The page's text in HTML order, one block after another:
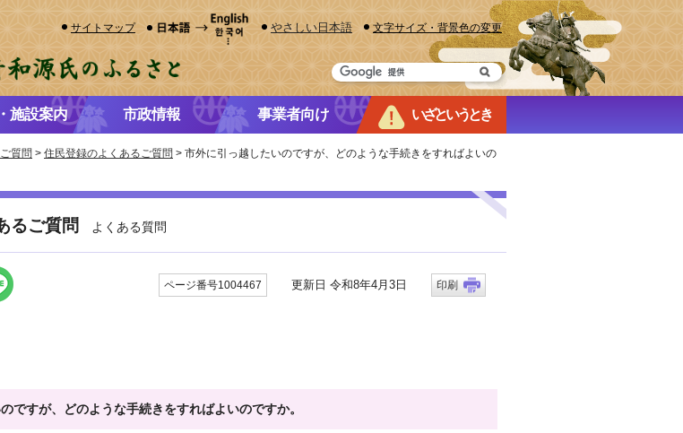
サイトマップ やさしい日本語 文字サイズ・背景色の変更
施設案内 市政情報 事業者向け いざというとき
質問 > 住民登録のよくあるご質問 > 市外に引っ越したいのですが、どのような手続きをすればよいの
るご質問 よくある質問
ページ番号1004467 更新日 令和8年4月3日 印刷
ですが、どのような手続きをすればよいのですか。